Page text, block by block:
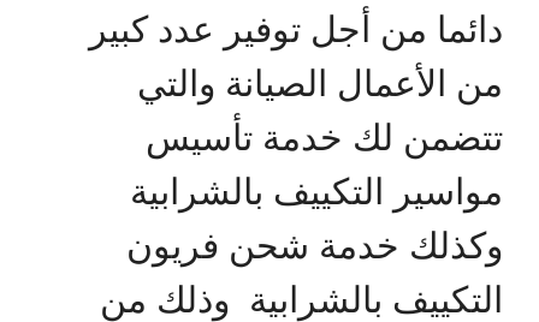
دائما من أجل توفير عدد كبير
من الأعمال الصيانة والتي
تتضمن لك خدمة تأسيس
مواسير التكييف بالشرابية
وكذلك خدمة شحن فريون
التكييف بالشرابية وذلك من